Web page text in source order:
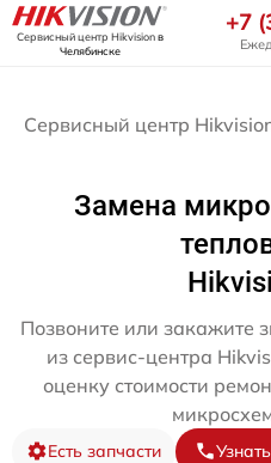
Сервисный центр Hikvisionв
Челябинске
+7
Сервисный центр
Замена
Позвоните или закажите
из сервис-центра
оценку стоимости
Есть запчасти